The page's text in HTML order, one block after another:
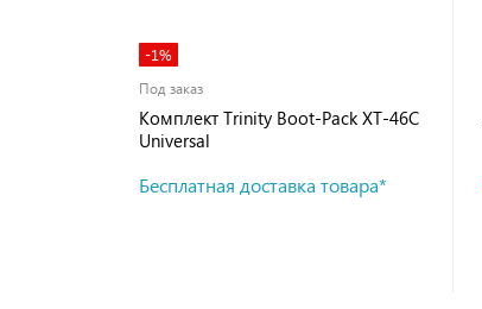
-1%
Под заказ
Комплект Trinity Boot-Pack XT-46C
Universal
Бесплатная доставка товара*